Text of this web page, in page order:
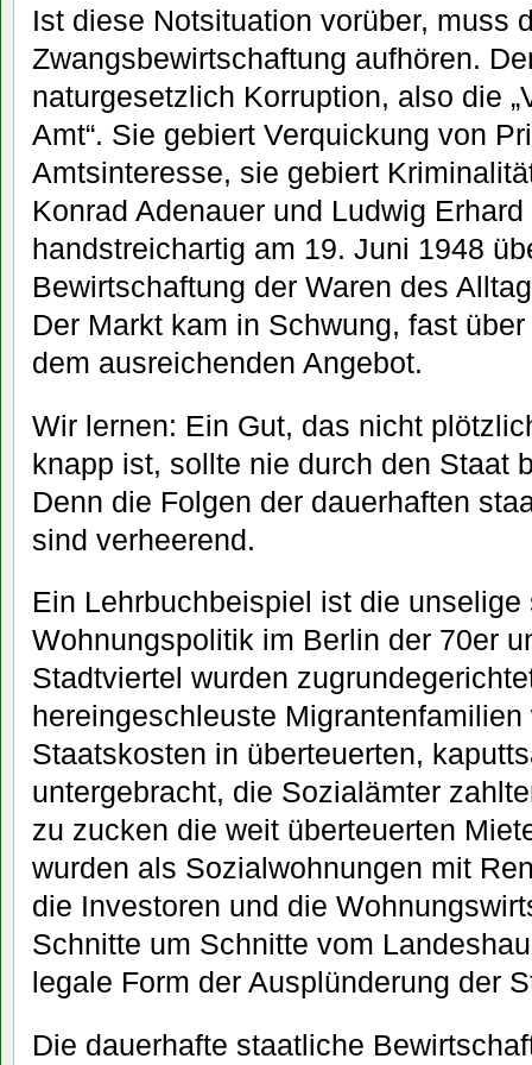
Ist diese Notsituation vorüber, muss
Zwangsbewirtschaftung aufhören.
naturgesetzlich Korruption, also die
Amt“. Sie gebiert Verquickung von
Amtsinteresse, sie gebiert
Konrad Adenauer und Ludwig
handstreichartig am 19. Juni 1948
Bewirtschaftung der Waren des
Der Markt kam in Schwung, fast
dem ausreichenden Angebot.
Wir lernen: Ein Gut, das nicht
knapp ist, sollte nie durch den Staat
Denn die Folgen der dauerhaften
sind verheerend.
Ein Lehrbuchbeispiel ist die unselige
Wohnungspolitik im Berlin der 70er
Stadtviertel wurden
hereingeschleuste Migrantenfamilien
Staatskosten in überteuerten,
untergebracht, die Sozialämter
zu zucken die weit überteuerten
wurden als Sozialwohnungen mit
die Investoren und die
Schnitte um Schnitte vom
legale Form der Ausplünderung der
Die dauerhafte staatliche